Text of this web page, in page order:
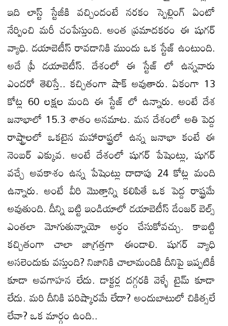
ఇది లాస్ట్ స్టేజీకి వచ్చిందంటే నరకం స్పెల్లింగ్ ఏంటో
నేర్పించి మరీ చంపేస్తుంది. అంత ప్రమాదకరం ఈ షుగర్
వ్యాధి. డయాబెటీస్ రావడానికి ముందు ఒక స్టేజ్ ఉంటుంది.
అదే ప్రీ డయాబెటీస్. దేశంలో ఈ స్టేజ్ లో ఉన్నవారు
ఎందరో తెలిస్తే.. కచ్చితంగా షాక్ అవుతారు. ఏకంగా 13
కోట్ల 60 లక్షల మంది ఈ స్టేజ్ లో ఉన్నారు. అంటే దేశ
జనాభాలో 15.3 శాతం అనమాట. మన దేశంలో అతి పెద్ద
రాష్ట్రాలలో ఒకటైన మహారాష్ట్రలో ఉన్న జనాభా కంటే ఈ
నెంబర్ ఎక్కువ. అంటే దేశంలో షుగర్ పేషెంట్లు, షుగర్
వచ్చే అవకాశం ఉన్న పేషెంట్లు దాదాపు 24 కోట్ల మంది
ఉన్నారు. అంటే వీరి మొత్తాన్ని కలిపితే ఒక పెద్ద రాష్ట్రమే
అవుతుంది. దీన్ని బట్టి ఇండియాలో డయాబెటీస్ డేంజర్ బెల్స్
ఎంతలా మోగుతున్నాయో అర్ధం చేసుకోవచ్చు. కాబట్టి
కచ్చితంగా చాలా జాగ్రత్తగా ఈండాలి. షుగర్ వ్యాధి
అసలెందుకు వస్తుంది? నిజానికి చాలామందికి దీనిపై ఇప్పటికీ
కూడా అవగాహన లేదు. డాక్టర్ల దగ్గరకి వెళ్ళే టైమ్ కూడా
లేదు. మరి దీనికి పరిష్కారమే లేదా? అందుబాటులో చికిత్సలే
లేవా? ఒక మార్గం ఉంది..